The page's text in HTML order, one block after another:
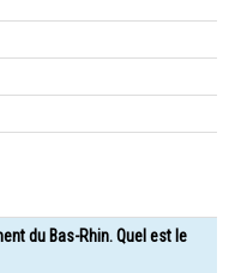
du Bas-Rhin. Quel est le